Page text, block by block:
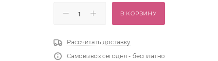
В КОРЗИНУ
Рассчитать доставку
Самовывоз сегодня - бесплатно